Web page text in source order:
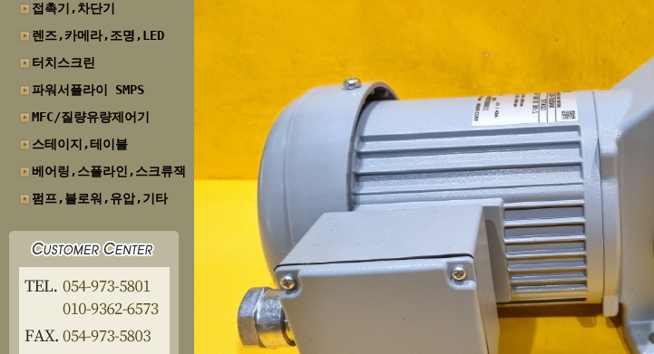
접촉기,차단기
렌즈,카메라,조명,LED
터치스크린
파워서플라이 SMPS
MFC/질량유량제어기
스테이지,테이블
베어링,스플라인,스크류잭
펌프,블로워,유압,기타